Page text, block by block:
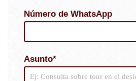
Número de WhatsApp
Asunto*